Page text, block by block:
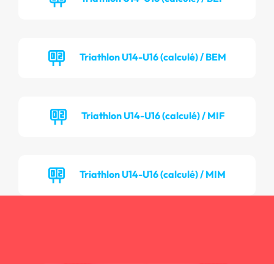
Triathlon U14-U16 (calculé) / BEM
Triathlon U14-U16 (calculé) / MIF
Triathlon U14-U16 (calculé) / MIM